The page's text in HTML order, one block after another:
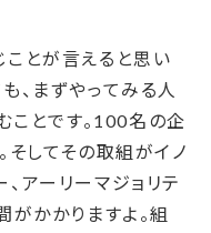
ことが言えると思い
、まずやってみる人
ことです。100名の企
してその取組がイノ
アーリーマジョリテ
がかかりますよ。組